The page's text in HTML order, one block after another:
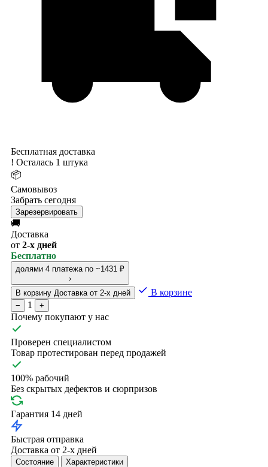
Бесплатная доставка
! Осталась 1 штука
📦
Самовывоз
Забрать сегодня
Зарезервировать
🚚
Доставка
от 2-х дней
Бесплатно
долями 4 платежа по ~1431 ₽
›
В корзину Доставка от 2-х дней В корзине
− 1 +
Почему покупают у нас
Проверен специалистом
Товар протестирован перед продажей
100% рабочий
Без скрытых дефектов и сюрпризов
Гарантия 14 дней
Быстрая отправка
Доставка от 2-х дней
Состояние Характеристики